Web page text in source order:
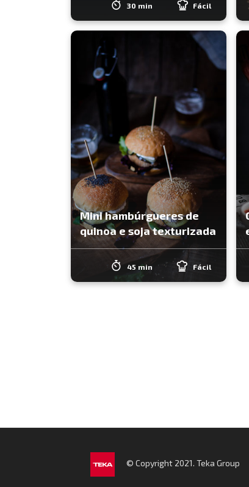
30 min Fácil
Mini hambúrgueres de
quinoa e soja texturizada
45 min Fácil
© Copyright 2021. Teka Group